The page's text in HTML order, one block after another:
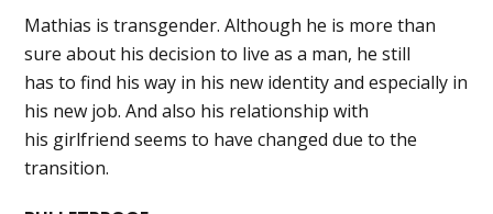
Mathias is transgender. Although he is more than
sure about his decision to live as a man, he still
has to find his way in his new identity and especially in
his new job. And also his relationship with
his girlfriend seems to have changed due to the
transition.